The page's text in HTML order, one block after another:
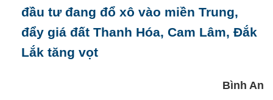
đầu tư đang đổ xô vào miền Trung,
đẩy giá đất Thanh Hóa, Cam Lâm, Đắk
Lắk tăng vọt
Bình An